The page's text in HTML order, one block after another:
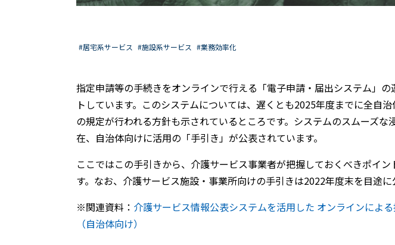
#居宅系サービス #施設系サービス #業務効率化
指定申請等の手続きをオンラインで行える「電子申請・届出システム」
トしています。このシステムについては、遅くとも2025年度までに全自
の規定が行われる方針も示されているところです。システムのスムーズな
在、自治体向けに活用の「手引き」が公表されています。
ここではこの手引きから、介護サービス事業者が把握しておくべきポイン
す。なお、介護サービス施設・事業所向けの手引きは2022年度末を目途に
※関連資料： 介護サービス情報公表システムを活用した オンラインによ
（自治体向け）